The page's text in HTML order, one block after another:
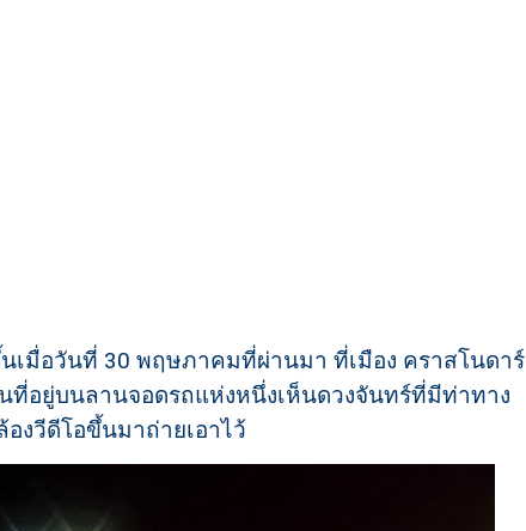
มื่อวันที่ 30 พฤษภาคมที่ผ่านมา ที่เมือง คราสโนดาร์
ที่อยู่บนลานจอดรถแห่งหนึ่งเห็นดวงจันทร์ที่มีท่าทาง
งวีดีโอขึ้นมาถ่ายเอาไว้